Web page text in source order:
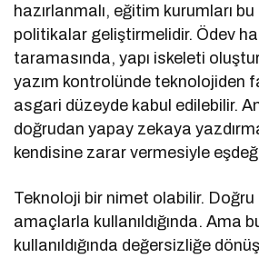
hazırlanmalı, eğitim kurumları
politikalar geliştirmelidir. Ödev
taramasında, yapı iskeleti
yazım kontrolünde teknolojiden
asgari düzeyde kabul edilebilir.
doğrudan yapay zekaya
kendisine zarar vermesiyle
Teknoloji bir nimet olabilir. Doğru
amaçlarla kullanıldığında. Ama
kullanıldığında değersizliğe